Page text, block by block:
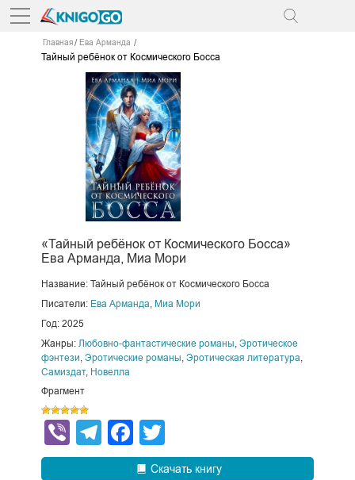
Главная Ева Арманда
Тайный ребёнок от Космического Босса
«Тайный ребёнок от Космического Босса»
Ева Арманда, Миа Мори
Название: Тайный ребёнок от Космического Босса
Писатели: Ева Арманда, Миа Мори
Год: 2025
Жанры: Любовно-фантастические романы Эротическое
фэнтези Эротические романы Эротическая литература
Самиздат, Новелла
Фрагмент
ViberTelegram
Facebook
Скачать книгу